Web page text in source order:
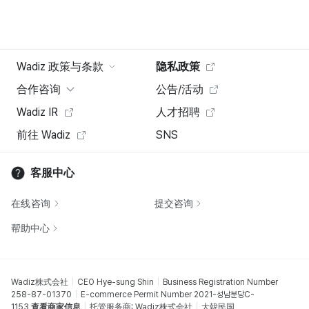
Wadiz 政策与条款
隐私政策
合作咨询
公告/活动
Wadiz IR
人才招聘
前往 Wadiz
SNS
客服中心
在线咨询 提交咨询
帮助中心
Wadiz株式会社 CEO Hye-sung Shin
Business Registration Number
258-87-01370
E-commerce Permit Number 2021-성남분당C-
1153 查看商家信息 托管服务商: Wadiz株式会社 大韓民国